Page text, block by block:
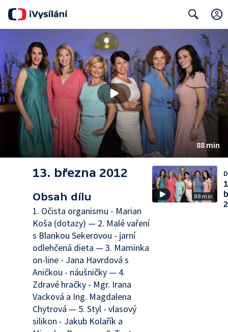
Search
88 min
13. března 2012
Obsah dílu
1. Očista organismu - Marian
Koša (dotazy) — 2. Malé vaření
s Blankou Sekerovou - jarní
odlehčená dieta — 3. Maminka
on-line - Jana Havrdová s
Aničkou - náušničky — 4.
Zdravé hračky - Mgr. Irana
Vacková a Ing. Magdalena
Chytrová — 5. Styl - vlasový
silikon - Jakub Kolařík a
88 min